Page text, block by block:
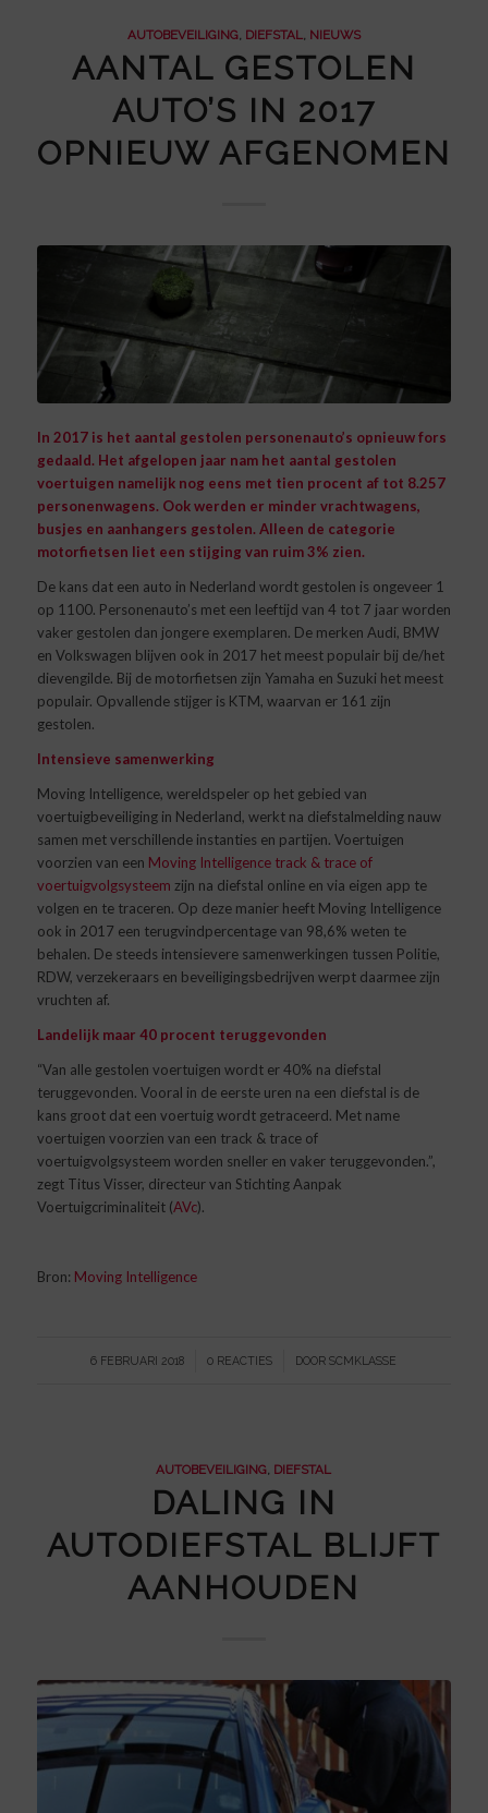
AUTOBEVEILIGING, DIEFSTAL, NIEUWS
AANTAL GESTOLEN
AUTO’S IN 2017
OPNIEUW AFGENOMEN
In 2017 is het aantal gestolen personenauto’s opnieuw fors
gedaald. Het afgelopen jaar nam het aantal gestolen
voertuigen namelijk nog eens met tien procent af tot 8.257
personenwagens. Ook werden er minder vrachtwagens,
busjes en aanhangers gestolen. Alleen de categorie
motorfietsen liet een stijging van ruim 3% zien.
De kans dat een auto in Nederland wordt gestolen is ongeveer 1
op 1100. Personenauto’s met een leeftijd van 4 tot 7 jaar worden
vaker gestolen dan jongere exemplaren. De merken Audi, BMW
en Volkswagen blijven ook in 2017 het meest populair bij de/het
dievengilde. Bij de motorfietsen zijn Yamaha en Suzuki het meest
populair. Opvallende stijger is KTM, waarvan er 161 zijn
gestolen.
Intensieve samenwerking
Moving Intelligence, wereldspeler op het gebied van
voertuigbeveiliging in Nederland, werkt na diefstalmelding nauw
samen met verschillende instanties en partijen. Voertuigen
voorzien van een Moving Intelligence track & trace of
voertuigvolgsysteem zijn na diefstal online en via eigen app te
volgen en te traceren. Op deze manier heeft Moving Intelligence
ook in 2017 een terugvindpercentage van 98,6% weten te
behalen. De steeds intensievere samenwerkingen tussen Politie,
RDW, verzekeraars en beveiligingsbedrijven werpt daarmee zijn
vruchten af.
Landelijk maar 40 procent teruggevonden
“Van alle gestolen voertuigen wordt er 40% na diefstal
teruggevonden. Vooral in de eerste uren na een diefstal is de
kans groot dat een voertuig wordt getraceerd. Met name
voertuigen voorzien van een track & trace of
voertuigvolgsysteem worden sneller en vaker teruggevonden.”,
zegt Titus Visser, directeur van Stichting Aanpak
Voertuigcriminaliteit (AVc).
Bron: Moving Intelligence
6 FEBRUARI 2018
/ 0 REACTIES
/ DOORSCMKLASSE
AUTOBEVEILIGING DIEFSTAL
DALING IN
AUTODIEFSTAL BLIJFT
AANHOUDEN